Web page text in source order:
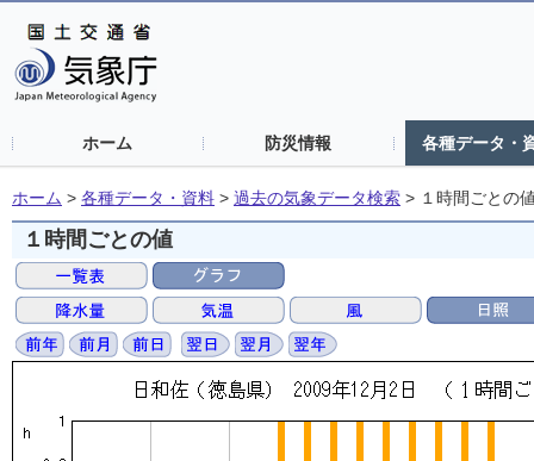
ホーム 防災情報 各種データ・
ホーム > 各種データ・資料 > 過去の気象データ検索 > １時間ごとの
１時間ごとの値